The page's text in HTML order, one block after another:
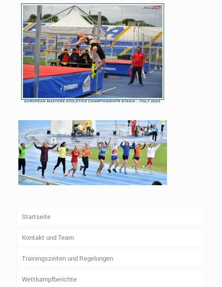
Startseite
Kontakt und Team
Trainingszeiten und Regelungen
Wettkampfberichte